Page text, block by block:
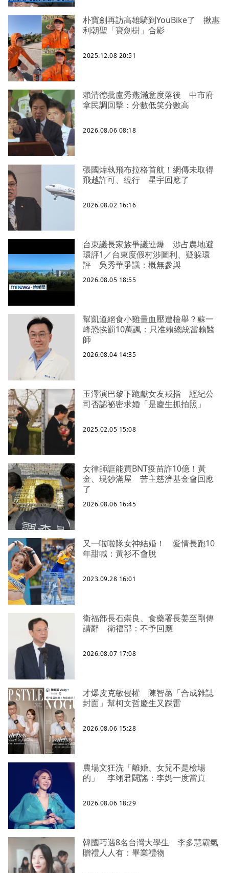
朴寶劍再訪高雄騎到YouBike了 揪惠
利朝聖「寶劍樹」合影
2025.12.08 20:51
賴清德批盧秀燕滿意度落後 中市府
拿民調回擊：分數低笑分數高
2026.08.06 08:18
張國煒執飛布拉格首航！網傳未取得
飛越許可、繞行 星宇回應了
2026.08.02 16:16
台東議長家族爭議連爆 涉占農地避
環評1／台東度假村涉圖利、疑躲環
評 吳秀華爭議：概無參與
2026.08.05 18:55
幫凱道絕食小雞量血壓遭檢舉？蘇一
峰恐挨罰10萬諷：只准賴總統當賴醫
師
2026.08.04 14:35
玉澤演巴黎下跪獻女友戒指 經紀公
司否認祕密求婚「是慶生抓拍照」
2025.02.05 15:08
女律師誆能買BNT疫苗詐10億！黃
金、現鈔滿屋 苦主慈濟基金會回應
了
2026.08.06 16:45
又一啦啦隊女神結婚！ 愛情長跑10
年甜喊：黃衫不會脫
2023.09.28 16:01
衛福部長石崇良、食藥署長姜至剛傳
請辭 衛福部：不予回應
2026.08.07 17:08
才爆皮克敏侵權 陳智菡「合成雜誌
封面」幫柯文哲慶生又踩雷
2026.08.06 15:28
農場文狂洗「離婚、女兒不是檢場
的」 李翊君闢謠：李媽一度當真
2026.08.06 18:29
韓國巧遇8名台灣大學生 李多慧霸氣
贈禮人人有：畢業禮物